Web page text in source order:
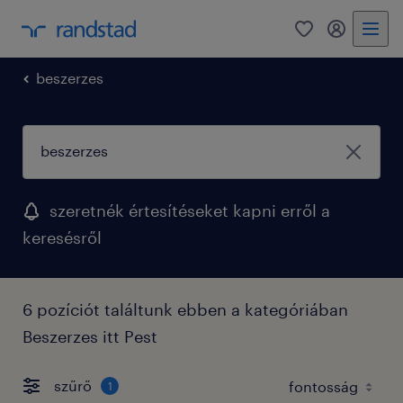
0 fiókom
beszerzes
szeretnék értesítéseket kapni erről a
keresésről
6 pozíciót találtunk ebben a kategóriában
Beszerzes itt Pest
szűrő 1